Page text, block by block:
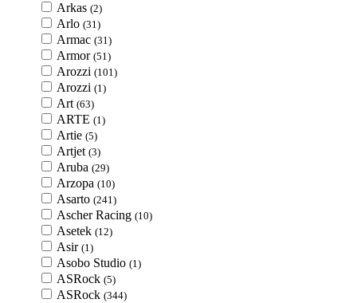
Arkas (2)
Arlo (31)
Armac (31)
Armor (51)
Arozzi (101)
Arozzi (1)
Art (63)
ARTE (1)
Artie (5)
Artjet (3)
Aruba (29)
Arzopa (10)
Asarto (241)
Ascher Racing (10)
Asetek (12)
Asir (1)
Asobo Studio (1)
ASRock (5)
ASRock (344)